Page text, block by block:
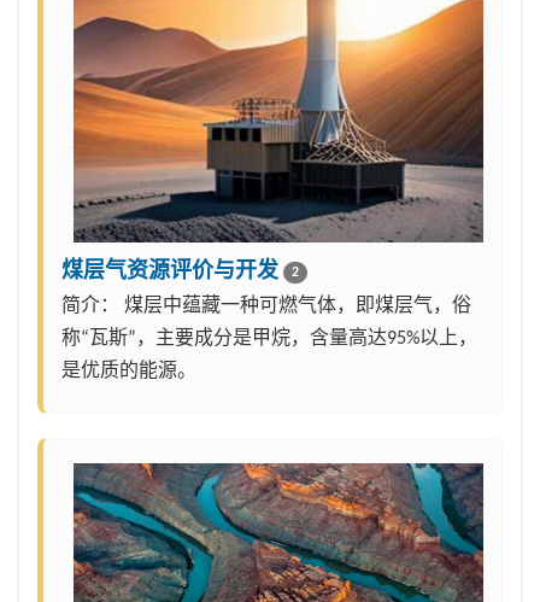
煤层气资源评价与开发 2
简介： 煤层中蕴藏一种可燃气体，即煤层气，俗
称“瓦斯”，主要成分是甲烷，含量高达95%以上，
是优质的能源。